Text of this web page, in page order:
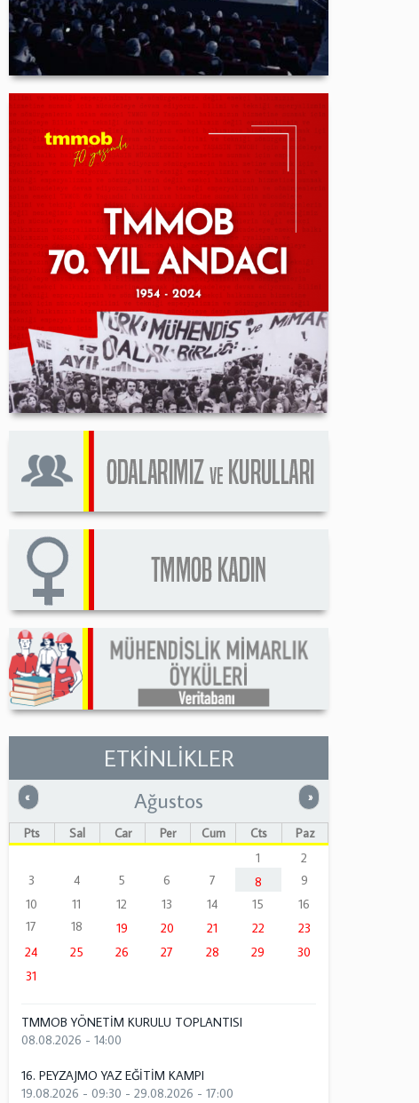
ETKİNLİKLER
« Önceki »Sonraki
Ağustos
Pts Sal Çar Per Cum Cts
Paz
1
2
3
4 5 6 7 8
9
10
11 12 13 14 15
16
17
18 19 20 21 22
23
24
25 26 27 28 29
30
31
TMMOB YÖNETİM KURULU TOPLANTISI
08.08.2026 - 14:00
16. PEYZAJMO YAZ EĞİTİM KAMPI
19.08.2026 - 09:30 -29.08.2026 - 17:00